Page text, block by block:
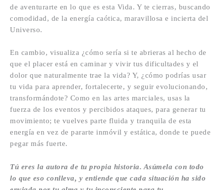
de aventurarte en lo que es esta Vida. Y te cierras, buscando
comodidad, de la energía caótica, maravillosa e incierta del
Universo.
En cambio, visualiza ¿cómo sería si te abrieras al hecho de
que el placer está en caminar y vivir tus dificultades y el
dolor que naturalmente trae la vida? Y, ¿cómo podrías usar
tu vida para aprender, fortalecerte, y seguir evolucionando,
transformándote? Como en las artes marciales, usas la
fuerza de los eventos y percibidos ataques, para generar tu
movimiento; te vuelves parte fluida y tranquila de esta
energía en vez de pararte inmóvil y estática, donde te puede
pegar más fuerte.
Tú eres la autora de tu propia historia. Asúmela con todo
lo que eso conlleva, y entiende que cada situación ha sido